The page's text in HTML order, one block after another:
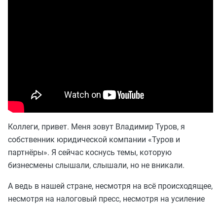
Коллеги, привет. Меня зовут Владимир Туров, я
собственник юридической компании «Туров и
партнёры». Я сейчас коснусь темы, которую
бизнесмены слышали, слышали, но не вникали.
А ведь в нашей стране, несмотря на всё происходящее,
несмотря на налоговый пресс, несмотря на усиление